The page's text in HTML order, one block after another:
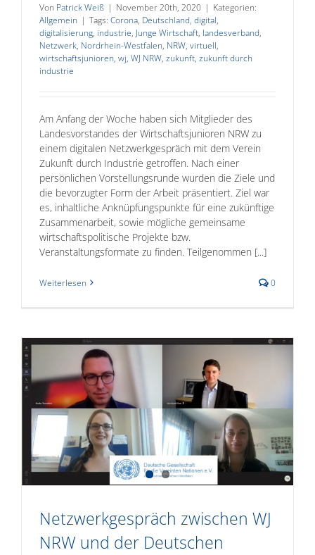
Von Patrick Weiß | November 20th, 2020 | Kategorien:
Allgemein | Tags: Corona, Deutschland, digital,
digitalisierung, industrie, Junge Wirtschaft, landesverband,
Netzwerk, Nordrhein-Westfalen, NRW, virtuell,
wirtschaftsjunioren, wj, WJ NRW, zukunft, zukunft durch
industrie
Am Anfang der Woche haben sich Mitglieder des
Landesvorstandes der Wirtschaftsjunioren NRW zu
einem digitalen Netzwerkgespräch mit dem Verein
Zukunft durch Industrie getroffen. Nach einer
persönlichen Vorstellungsrunde wurden die Ziele und
die bevorzugter Form der Arbeit präsentiert. Ziel war
es, inhaltliche Anknüpfungspunkte für eine zukünftige
Zusammenarbeit, sowie mögliche gemeinsame
wirtschaftspolitische Projekte bzw.
Veranstaltungsformate zu finden. Teilgenommen [...]
Weiterlesen 0
Netzwerkgespräch zwischen WJ
NRW und der Deutschen